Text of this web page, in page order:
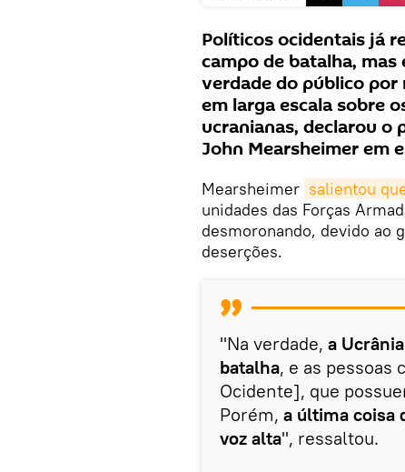
Políticos ocidentais já
campo de batalha,
verdade do público por
em larga escala sobre
ucranianas, declarou o
John Mearsheimer em
Mearsheimer salientou
unidades das Forças
desmoronando, devido ao
deserções.
"Na verdade, a
batalha, e as pessoas
Ocidente], que
Porém, a última coisa
voz alta", ressaltou.